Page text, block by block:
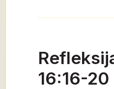
16:16-20